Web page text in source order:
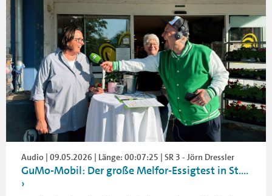
Audio | 09.05.2026 | Länge: 00:07:25 | SR 3 - Jörn Dressler
GuMo-Mobil: Der große Melfor-Essigtest in St....